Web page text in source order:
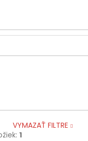
VYMAZAŤ FILTRE
1